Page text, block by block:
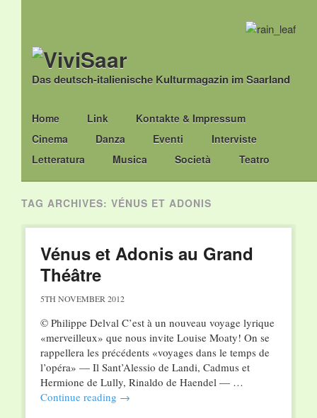
Das deutsch-italienische Kulturmagazin im Saarland
Main menu
Skip
to
content
Home Link
Kontakte & Impressum
Cinema
Danza Eventi
Interviste
Letteratura
Musica Società Teatro
TAG ARCHIVES: VÉNUS ET ADONIS
Vénus et Adonis au Grand
Théâtre
5TH NOVEMBER 2012
© Philippe Delval C’est à un nouveau voyage lyrique
«merveilleux» que nous invite Louise Moaty! On se
rappellera les précédents «voyages dans le temps de
l’opéra» — Il Sant’Alessio de Landi, Cadmus et
Hermione de Lully, Rinaldo de Haendel — …
Continue reading →